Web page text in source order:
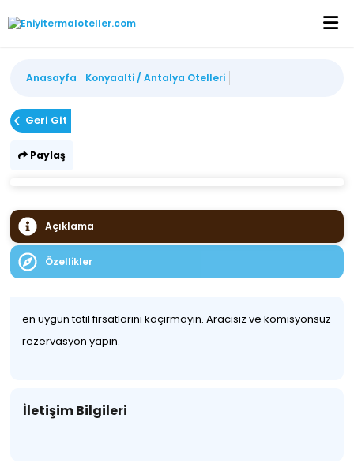
Anasayfa Konyaalti / Antalya Otelleri
Geri Git
Paylaş
Açıklama
Özellikler
en uygun tatil fırsatlarını kaçırmayın. Aracısız ve komisyonsuz
rezervasyon yapın.
İletişim Bilgileri